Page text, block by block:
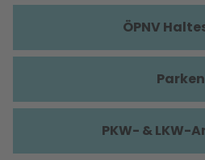
ÖPNV
Parken
PKW- & LKW-